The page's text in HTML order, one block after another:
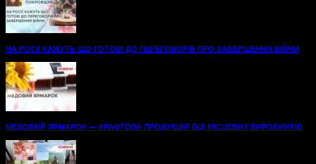
НА РОСІЇ КАЖУТЬ ЩО ГОТОВІ ДО ПЕРЕГОВОРІВ ПРО ЗАВЕРШЕННЯ ВІЙНИ
МЕДОВИЙ ЯРМАРОК — КРАФТОВА ПРОДУКЦІЯ ВІД МІСЦЕВИХ ВИРОБНИКІВ